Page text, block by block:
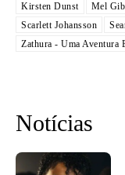
Kirsten Dunst
Mel
Scarlett Johansson
Zathura - Uma Aventura
Notícias